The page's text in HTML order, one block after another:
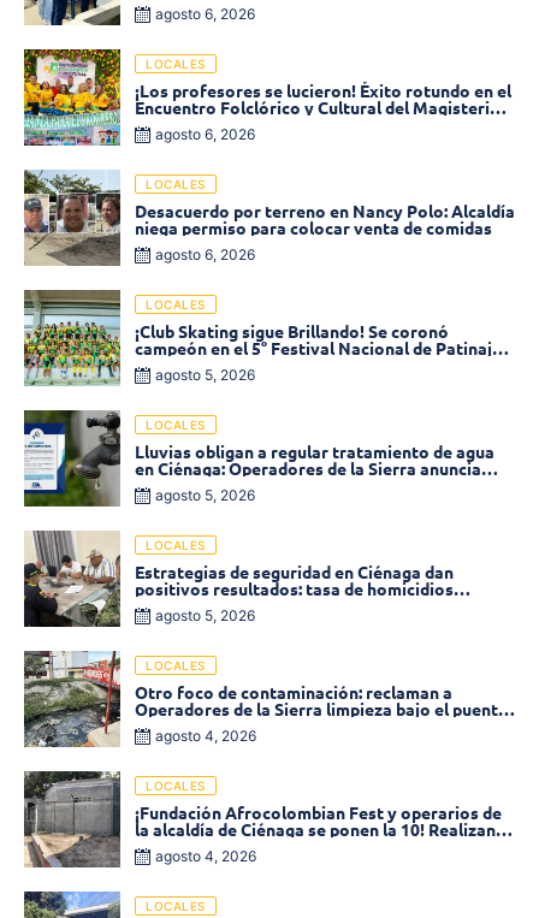
agosto 6, 2026
LOCALES
¡Los profesores se lucieron! Éxito rotundo en el
Encuentro Folclórico y Cultural del Magisterio
2026 en Ciénaga
agosto 6, 2026
LOCALES
Desacuerdo por terreno en Nancy Polo: Alcaldía
niega permiso para colocar venta de comidas
agosto 6, 2026
LOCALES
¡Club Skating sigue Brillando! Se coronó
campeón en el 5° Festival Nacional de Patinaje
«Soledad sobre Ruedas»
agosto 5, 2026
LOCALES
Lluvias obligan a regular tratamiento de agua
en Ciénaga: Operadores de la Sierra anuncia
baja presión en varios sectores
agosto 5, 2026
LOCALES
Estrategias de seguridad en Ciénaga dan
positivos resultados: tasa de homicidios
disminuyó un 58% en 2026
agosto 5, 2026
LOCALES
Otro foco de contaminación: reclaman a
Operadores de la Sierra limpieza bajo el puente
de la calle 19 con carrera 11
agosto 4, 2026
LOCALES
¡Fundación Afrocolombian Fest y operarios de
la alcaldía de Ciénaga se ponen la 10! Realizan
limpieza de la parte posterior del Coliseo
Monumental
agosto 4, 2026
LOCALES